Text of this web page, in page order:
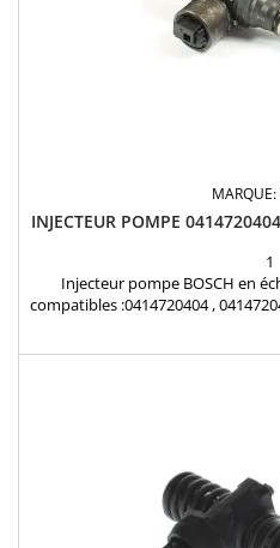
MARQUE:
INJECTEUR POMPE
1
Injecteur pompe BOSCH en
compatibles :0414720404 ,